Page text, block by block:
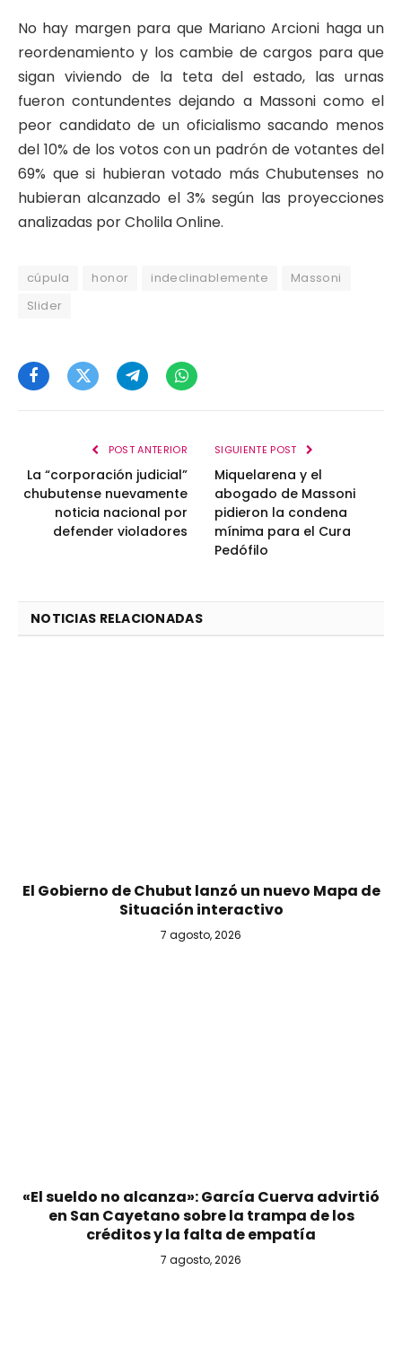
No hay margen para que Mariano Arcioni haga un
reordenamiento y los cambie de cargos para que
sigan viviendo de la teta del estado, las urnas
fueron contundentes dejando a Massoni como el
peor candidato de un oficialismo sacando menos
del 10% de los votos con un padrón de votantes del
69% que si hubieran votado más Chubutenses no
hubieran alcanzado el 3% según las proyecciones
analizadas por Cholila Online.
cúpula honor indeclinablemente
Massoni
Slider
FacebookTwitterTelegramWhatsApp
POST ANTERIOR
La “corporación judicial”
chubutense nuevamente
noticia nacional por
defender violadores
SIGUIENTE POST
Miquelarena y el
abogado de Massoni
pidieron la condena
mínima para el Cura
Pedófilo
NOTICIAS RELACIONADAS
El Gobierno de Chubut lanzó un nuevo Mapa de
Situación interactivo
7 agosto, 2026
«El sueldo no alcanza»: García Cuerva advirtió
en San Cayetano sobre la trampa de los
créditos y la falta de empatía
7 agosto, 2026